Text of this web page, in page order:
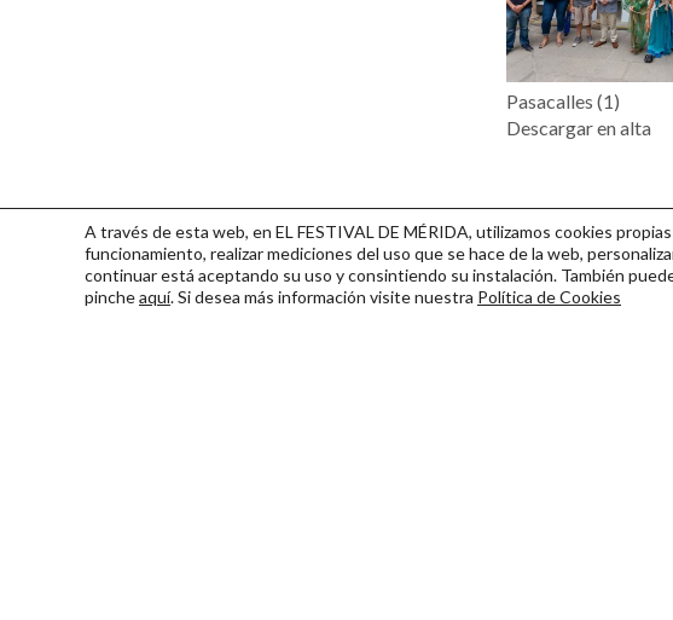
Pasacalles (1)
Descargar en alta
A través de esta web, en EL FESTIVAL DE MÉRIDA, utilizamos cookies
funcionamiento, realizar mediciones del uso que se hace de la web,
continuarestá aceptando su uso y consintiendo su instalación. También
pincheaquí. Si desea más información visite nuestra Política de Cookies